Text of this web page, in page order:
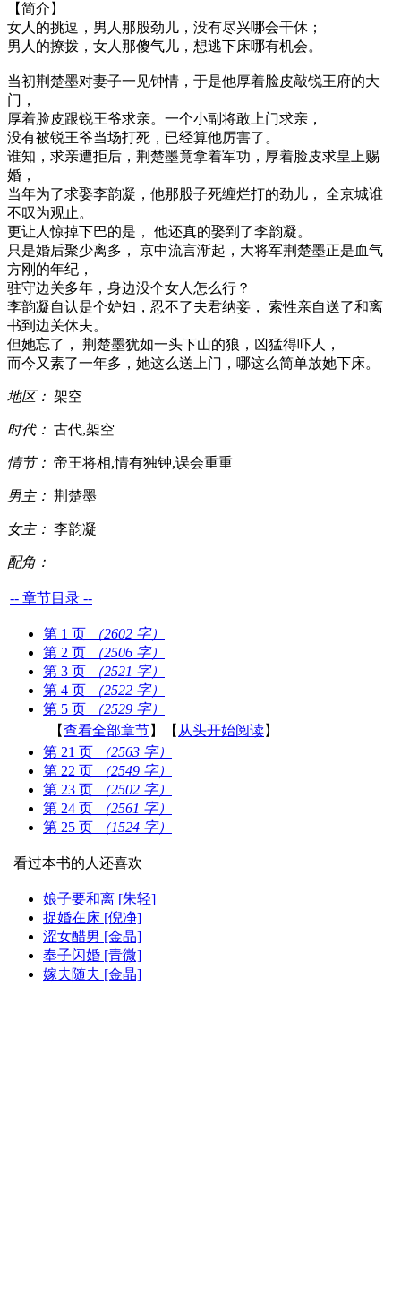
【简介】
女人的挑逗，男人那股劲儿，没有尽兴哪会干休；
男人的撩拨，女人那傻气儿，想逃下床哪有机会。
当初荆楚墨对妻子一见钟情，于是他厚着脸皮敲锐王府的大
门，
厚着脸皮跟锐王爷求亲。一个小副将敢上门求亲，
没有被锐王爷当场打死，已经算他厉害了。
谁知，求亲遭拒后，荆楚墨竟拿着军功，厚着脸皮求皇上赐
婚，
当年为了求娶李韵凝，他那股子死缠烂打的劲儿， 全京城谁
不叹为观止。
更让人惊掉下巴的是， 他还真的娶到了李韵凝。
只是婚后聚少离多， 京中流言渐起，大将军荆楚墨正是血气
方刚的年纪，
驻守边关多年，身边没个女人怎么行？
李韵凝自认是个妒妇，忍不了夫君纳妾， 索性亲自送了和离
书到边关休夫。
但她忘了， 荆楚墨犹如一头下山的狼，凶猛得吓人，
而今又素了一年多，她这么送上门，哪这么简单放她下床。
地区： 架空
时代： 古代,架空
情节： 帝王将相,情有独钟,误会重重
男主： 荆楚墨
女主： 李韵凝
配角：
-- 章节目录 --
第 1 页
（2602 字）
第 2 页
（2506 字）
第 3 页
（2521 字）
第 4 页
（2522 字）
第 5 页
（2529 字）
【查看全部章节】【 从头开始阅读】
第 21 页
（2563 字）
第 22 页
（2549 字）
第 23 页
（2502 字）
第 24 页
（2561 字）
第 25 页
（1524 字）
看过本书的人还喜欢
娘子要和离 [朱轻]
捉婚在床 [倪净]
涩女醋男 [金晶]
奉子闪婚 [青微]
嫁夫随夫 [金晶]